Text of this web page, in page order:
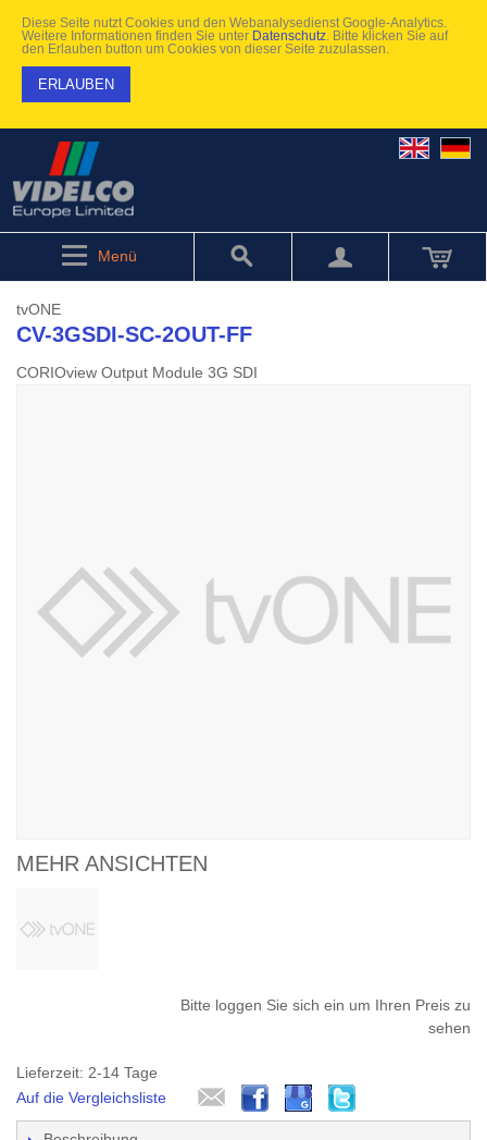
Diese Seite nutzt Cookies und den Webanalysedienst Google-Analytics.
Weitere Informationen finden Sie unter Datenschutz . Bitte klicken Sie auf
den Erlauben button um Cookies von dieser Seite zuzulassen.
ERLAUBEN
Menü
tvONE
CV-3GSDI-SC-2OUT-FF
CORIOview Output Module 3G SDI
MEHR ANSICHTEN
Bitte loggen Sie sich ein um Ihren Preis zu
sehen
Lieferzeit: 2-14 Tage
Auf die Vergleichsliste